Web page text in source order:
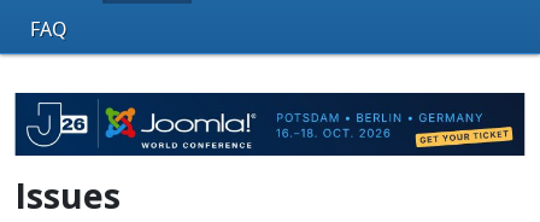
FAQ
Issues